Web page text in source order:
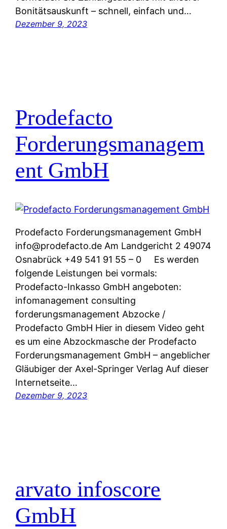
Bonitätsauskunft – schnell, einfach und…
Dezember 9, 2023
Prodefacto
Forderungsmanagem
ent GmbH
Prodefacto Forderungsmanagement GmbH
info@prodefacto.de Am Landgericht 2 49074
Osnabrück +49 541 91 55 – 0 Es werden
folgende Leistungen bei vormals:
Prodefacto-Inkasso GmbH angeboten:
infomanagement consulting
forderungsmanagement Abzocke /
Prodefacto GmbH Hier in diesem Video geht
es um eine Abzockmasche der Prodefacto
Forderungsmanagement GmbH – angeblicher
Gläubiger der Axel-Springer Verlag Auf dieser
Internetseite…
Dezember 9, 2023
arvato infoscore
GmbH